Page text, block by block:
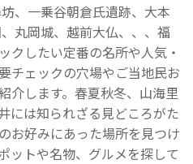
、一乗谷朝倉氏遺跡、大本
丸岡城、越前大仏、、、福
クしたい定番の名所や人気・
チェックの穴場やご当地民お
介します。春夏秋冬、山海里
には知られざる見どころがた
お好みにあった場所を見つけ
ットや名物、グルメを探して